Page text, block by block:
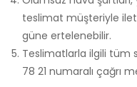
teslimat müşteriyle
güne ertelenebilir.
Teslimatlarla ilgili tüm
78 21 numaralı çağrı